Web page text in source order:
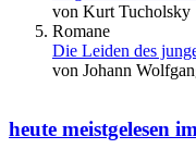
von Kurt Tucholsky
Romane
Die Leiden des
von Johann
heute meistgelesen